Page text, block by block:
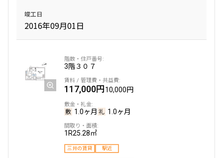
竣工日
2016年09月01日
3階３０７
117,000円10,000円
1.0ヶ月 1.0ヶ月
1R25.28㎡
三井の賃貸 駅近